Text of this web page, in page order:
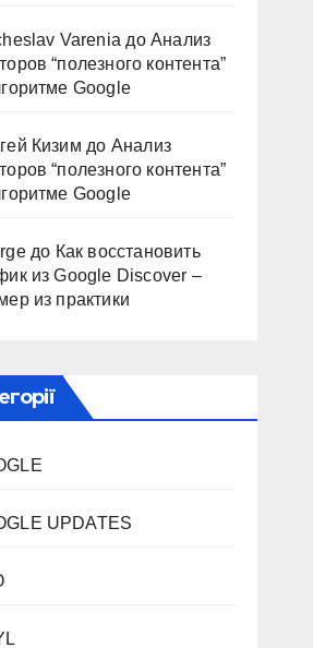
Varenia до Анализ
“полезного контента”
Google
Кизим до Анализ
“полезного контента”
Google
до Как восстановить
из Google Discover –
из практики
UPDATES